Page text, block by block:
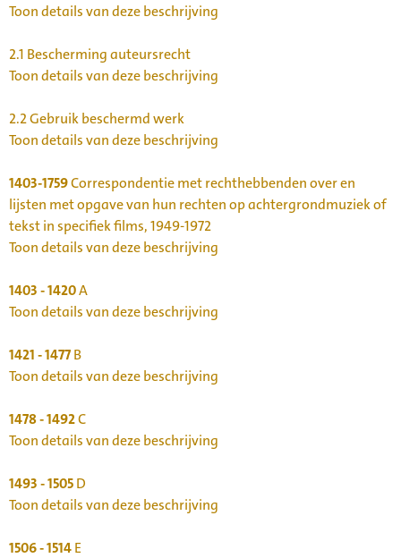
Toon details van deze beschrijving
2.1 Bescherming auteursrecht
Toon details van deze beschrijving
2.2Gebruik beschermd werk
Toon details van deze beschrijving
1403-1759Correspondentie met rechthebbenden over en
lijsten met opgave van hun rechten op achtergrondmuziek of
tekst in specifiek films, 1949-1972
Toon details van deze beschrijving
1403 - 1420A
Toon details van deze beschrijving
1421 - 1477B
Toon details van deze beschrijving
1478 - 1492C
Toon details van deze beschrijving
1493 - 1505D
Toon details van deze beschrijving
1506 - 1514E